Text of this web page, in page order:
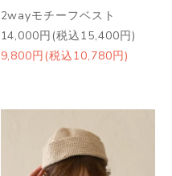
2wayモチーフベスト
14,000円(税込15,400円)
9,800円(税込10,780円)